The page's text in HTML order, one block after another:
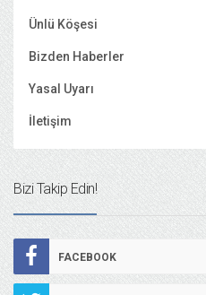
Ünlü Köşesi
Bizden Haberler
Yasal Uyarı
İletişim
Bizi Takip Edin!
FACEBOOK